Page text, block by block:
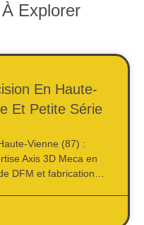
Explorer
En Haute-
Et Petite Série
Vienne (87) :
Axis 3D Meca en
DFM et fabrication…